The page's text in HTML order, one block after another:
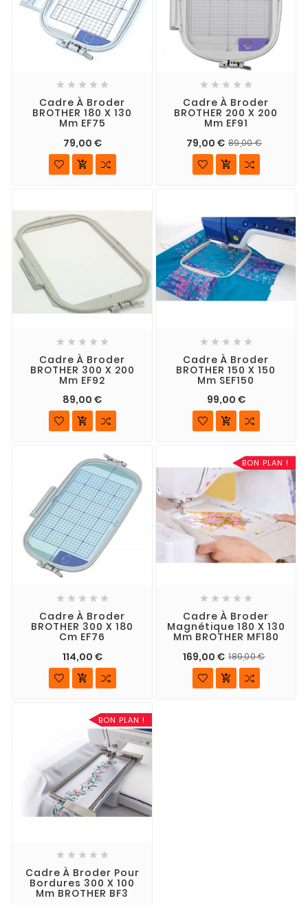
    
Cadre À Broder
BROTHER 180 X 130
Mm EF75
79,00 €

    
Cadre À Broder
BROTHER 200 X 200
Mm EF91
79,00 € 89,00 €

    
Cadre À Broder
BROTHER 300 X 200
Mm EF92
89,00 €

    
Cadre À Broder
BROTHER 150 X 150
Mm SEF150
99,00 €

    
Cadre À Broder
BROTHER 300 X 180
Cm EF76
114,00 €

BON PLAN !
    
Cadre À Broder
Magnétique 180 X 130
Mm BROTHER MF180
169,00 € 189,00 €

BON PLAN !
    
Cadre À Broder Pour
Bordures 300 X 100
Mm BROTHER BF3